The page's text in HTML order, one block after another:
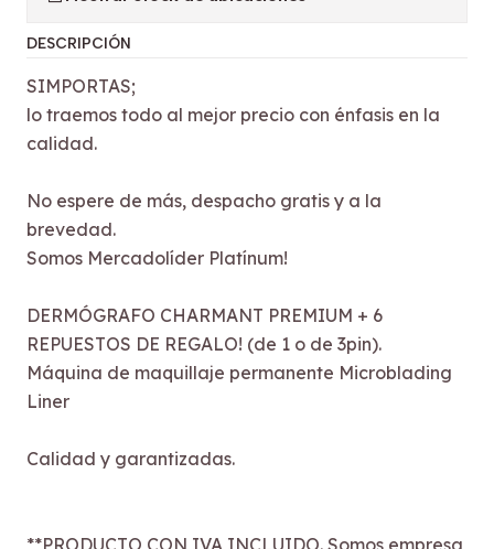
DESCRIPCIÓN
SIMPORTAS;
lo traemos todo al mejor precio con énfasis en la
calidad.
No espere de más, despacho gratis y a la
brevedad.
Somos Mercadolíder Platínum!
DERMÓGRAFO CHARMANT PREMIUM + 6
REPUESTOS DE REGALO! (de 1 o de 3pin).
Máquina de maquillaje permanente Microblading
Liner
Calidad y garantizadas.
**PRODUCTO CON IVA INCLUIDO. Somos empresa